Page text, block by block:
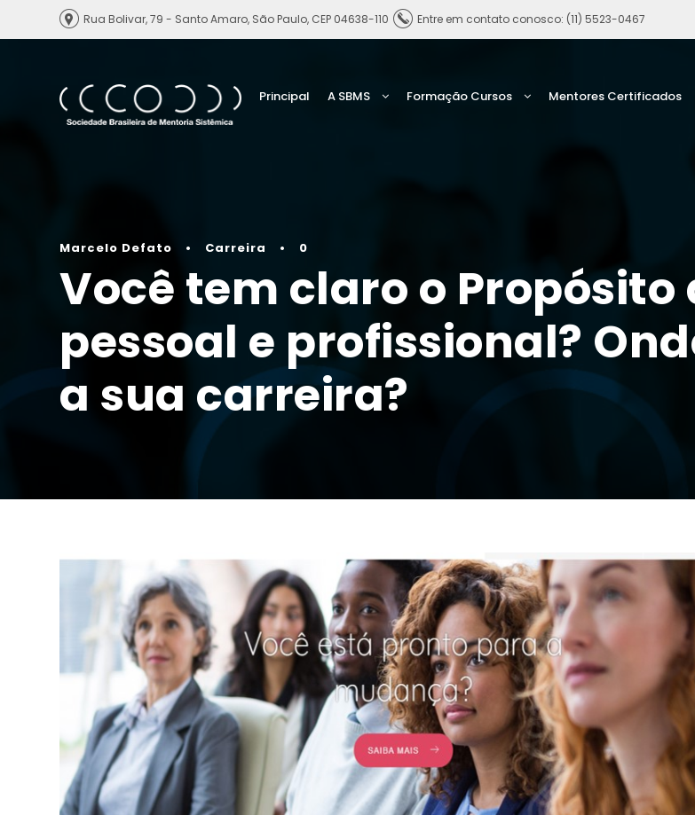
Rua Bolivar, 79 - Santo Amaro, São Paulo, CEP 04638-110 Entre em contato conosco: (11) 5523-0467
Principal A SBMS Formação Cursos Mentores Certificados
Marcelo Defato • Carreira • 0
Você tem claro o Propósito
pessoal e profissional?
a sua carreira?